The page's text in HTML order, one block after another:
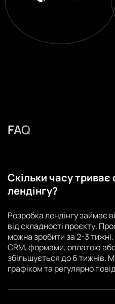
FAQ
Скільки часу триває
лендінгу?
Розробка лендінгу займає
від складності проєкту.
можна зробити за 2-3 тижні.
CRM, формами, оплатою
збільшується до 6 тижнів.
графіком та регулярно